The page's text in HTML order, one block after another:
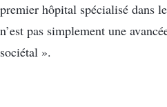
premier hôpital spécialisé dans
n’est pas simplement une
sociétal ».